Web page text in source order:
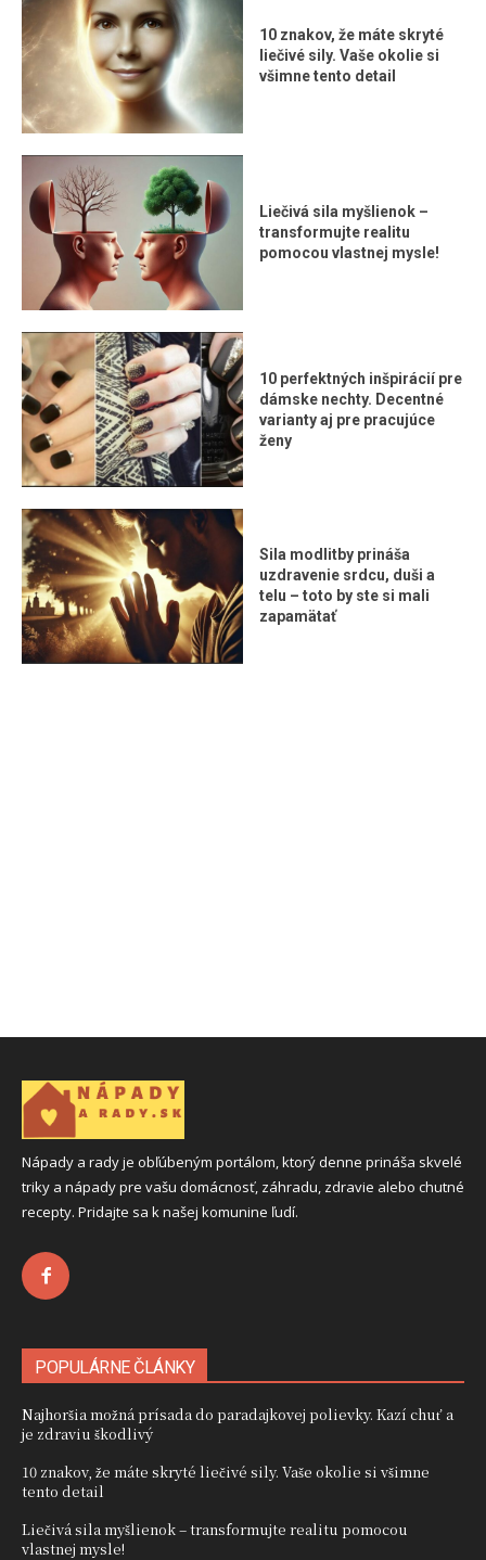
10 znakov, že máte skryté
liečivé sily. Vaše okolie si
všimne tento detail
Liečivá sila myšlienok –
transformujte realitu
pomocou vlastnej mysle!
10 perfektných inšpirácií pre
dámske nechty. Decentné
varianty aj pre pracujúce
ženy
Sila modlitby prináša
uzdravenie srdcu, duši a
telu – toto by ste si mali
zapamätať
Nápady a rady je obľúbeným portálom, ktorý denne prináša skvelé
triky a nápady pre vašu domácnosť, záhradu, zdravie alebo chutné
recepty. Pridajte sa k našej komunine ľudí.
POPULÁRNE ČLÁNKY
Najhoršia možná prísada do paradajkovej polievky. Kazí chuť a
je zdraviu škodlivý
10 znakov, že máte skryté liečivé sily. Vaše okolie si všimne
tento detail
Liečivá sila myšlienok – transformujte realitu pomocou
vlastnej mysle!